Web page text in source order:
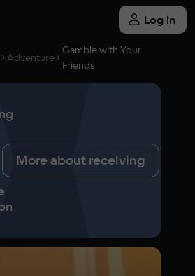
Log in
Adventure
Gamble with Your
Friends
More about receiving